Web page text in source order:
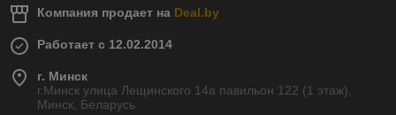
Компания продает на Deal.by
Работает с 12.02.2014
г. Минск
г.Минск улица Лещинского 14а павильон 122 (1 этаж),
Минск, Беларусь